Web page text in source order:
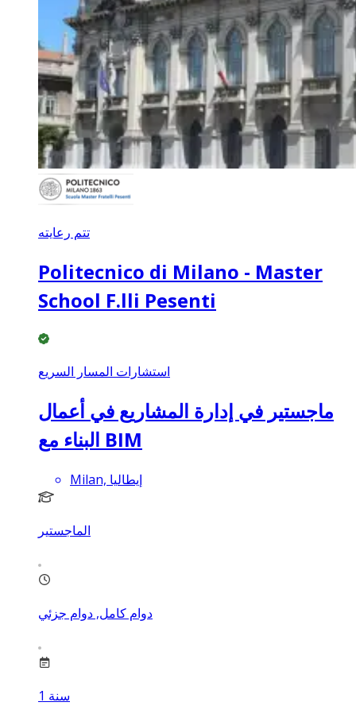
تتم رعايته
Politecnico di Milano - Master
School F.lli Pesenti
استشارات المسار السريع
ماجستير في إدارة المشاريع في أعمال
البناء مع BIM
Milan, إيطاليا
الماجستير
دوام كامل, دوام جزئي
1 سنة